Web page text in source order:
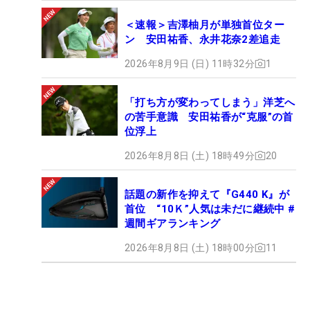
＜速報＞吉澤柚月が単独首位ター
ン 安田祐香、永井花奈2差追走
2026年8月9日 (日) 11時32分 1
「打ち方が変わってしまう」洋芝へ
の苦手意識 安田祐香が“克服”の首
位浮上
2026年8月8日 (土) 18時49分 20
話題の新作を抑えて『G440 K』が
首位 “10Ｋ”人気は未だに継続中 #
週間ギアランキング
2026年8月8日 (土) 18時00分 11